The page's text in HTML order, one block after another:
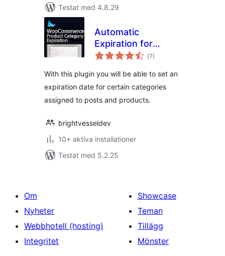
Testat med 4.8.29
Automatic
Expiration for
Categories
(Totalt
antal
7)
With this plugin you will be able to set an
expiration date for certain categories
assigned to posts and products.
brightvesseldev
10+ aktiva installationer
Testat med 5.2.25
Om
Nyheter
Webbhotell (hosting)
Integritet
Showcase
Teman
Tillägg
Mönster